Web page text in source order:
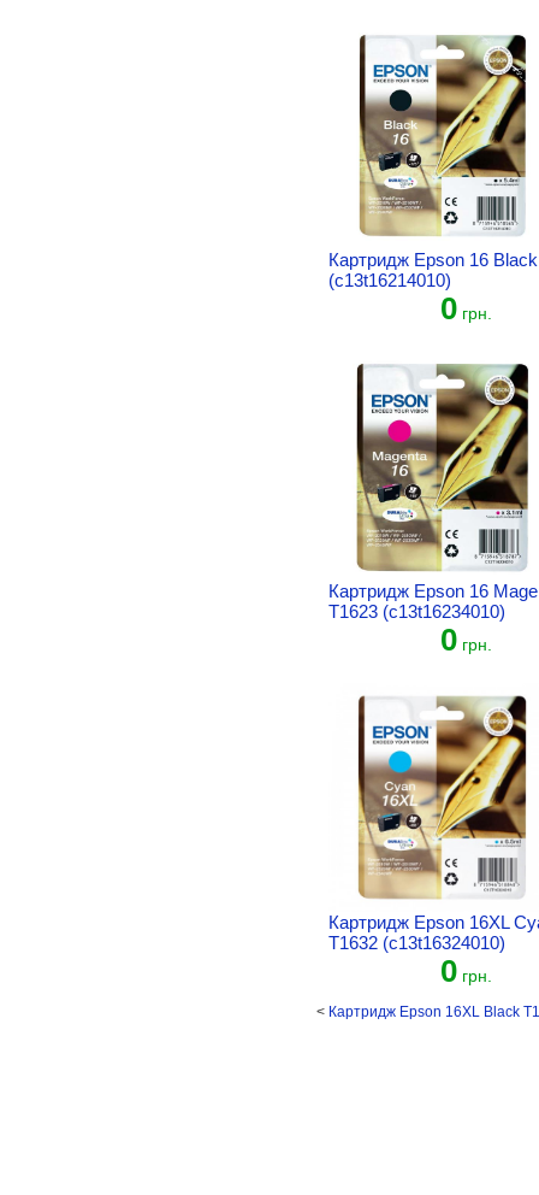
Картридж Epson 16
(c13t16214010)
0грн.
Картридж Epson 16
T1623 (c13t16234010)
0грн.
Картридж Epson 16XL
T1632 (c13t16324010)
0грн.
< Картридж Epson 16XL Black